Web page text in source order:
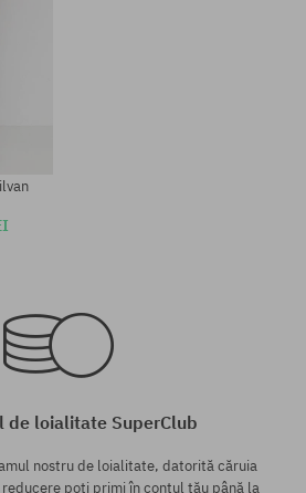
de loialitate SuperClub
nostru de loialitate, datorită căruia
poți primi în contul tău până la